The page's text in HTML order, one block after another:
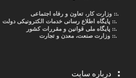
.::وزارت کار، تعاون و رفاه اجتماعی
.::پایگاه اطلاع رسانی خدمات الکترونیکی دولت
.::پایگاه ملی قوانین و مقررات کشور
.:: وزارت صنعت، معدن و تجارت
درباره سایت